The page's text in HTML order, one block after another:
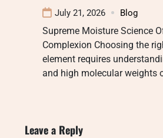
July 21, 2026 Blog
Supreme Moisture Science
Complexion Choosing the
element requires
and high molecular weights
Leave a Reply